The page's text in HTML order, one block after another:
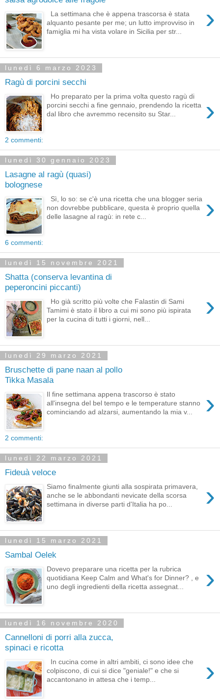
›
La settimana che è appena trascorsa è stata
alquanto pesante per me; un lutto improvviso in
famiglia mi ha vista volare in Sicilia per str...
lunedì 6 marzo 2023
Ragù di porcini secchi
›
Ho preparato per la prima volta questo ragù di
porcini secchi a fine gennaio, prendendo la ricetta
dal libro che avremmo recensito su Star...
2 commenti:
lunedì 30 gennaio 2023
Lasagne al ragù (quasi)
bolognese
›
Sì, lo so: se c'è una ricetta che una blogger seria
non dovrebbe pubblicare, questa è proprio quella
delle lasagne al ragù: in rete c...
6 commenti:
lunedì 15 novembre 2021
Shatta (conserva levantina di
peperoncini piccanti)
›
Ho già scritto più volte che Falastin di Sami
Tamimi è stato il libro a cui mi sono più ispirata
per la cucina di tutti i giorni, nell...
lunedì 29 marzo 2021
Bruschette di pane naan al pollo
Tikka Masala
›
Il fine settimana appena trascorso è stato
all'insegna del bel tempo e le temperature stanno
cominciando ad alzarsi, aumentando la mia v...
2 commenti:
lunedì 22 marzo 2021
Fideuà veloce
›
Siamo finalmente giunti alla sospirata primavera,
anche se le abbondanti nevicate della scorsa
settimana in diverse parti d'Italia ha po...
lunedì 15 marzo 2021
Sambal Oelek
›
Dovevo preparare una ricetta per la rubrica
quotidiana Keep Calm and What's for Dinner? , e
uno degli ingredienti della ricetta assegnat...
lunedì 16 novembre 2020
Cannelloni di porri alla zucca,
spinaci e ricotta
›
In cucina come in altri ambiti, ci sono idee che
colpiscono, di cui si dice "geniale!" e che si
accantonano in attesa che i temp...